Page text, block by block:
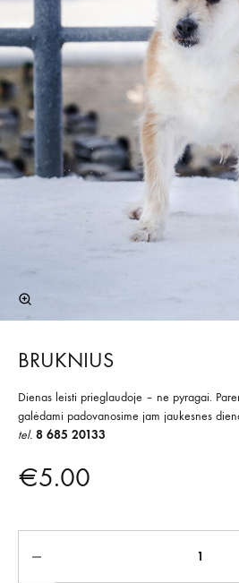
BRUKNIUS
Dienas leisti prieglaudoje – ne pyragai.
galėdami padovanosime jam jaukesnes
tel. 8 685 20133
€5.00